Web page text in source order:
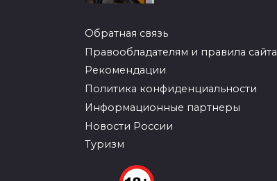
Обратная связь
Правообладателям и правила сайта
Рекомендации
Политика конфиденциальности
Информационные партнеры
Новости России
Туризм